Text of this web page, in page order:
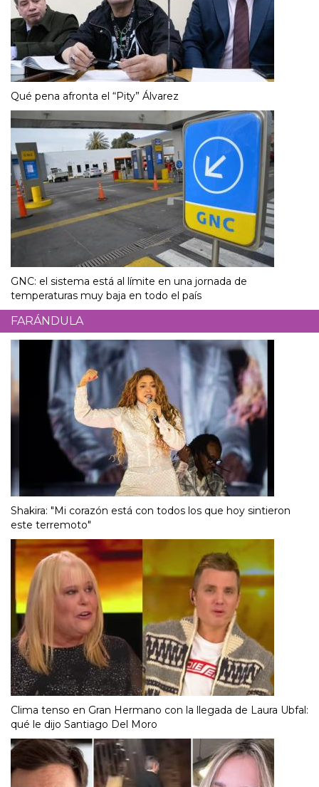
Qué pena afronta el “Pity” Álvarez
GNC: el sistema está al límite en una jornada de
temperaturas muy baja en todo el país
FARÁNDULA
Shakira: "Mi corazón está con todos los que hoy sintieron
este terremoto"
Clima tenso en Gran Hermano con la llegada de Laura Ubfal:
qué le dijo Santiago Del Moro